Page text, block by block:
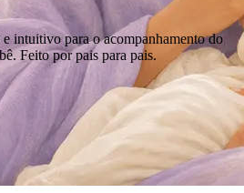
intuitivo para o acompanhamento do
Feito por pais para pais.